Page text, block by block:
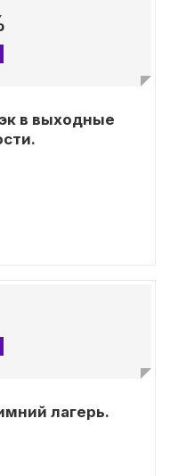
в выходные
лагерь.